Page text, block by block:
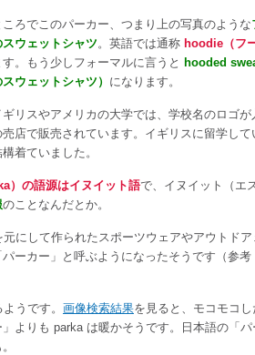
」
ころでこのパーカー、つまり上の写真のような
スウェットシャツ。英語では通称 hoodie（フ
す。もう少しフォーマルに言うと hooded
ウェットシャツ） になります。
ギリスやアメリカの大学では、学校名のロゴ
売店で販売されています。イギリスに留学し
着ていました。
）の語源はイヌイット語で、イヌイット（エ
のことなんだとか。
にして作られたスポーツウェアやアウトド
ーカー」と呼ぶようになったそうです（参考
うです。 画像検索結果を見ると、モコモコ
よりも parka は暖かそうです。日本語の「